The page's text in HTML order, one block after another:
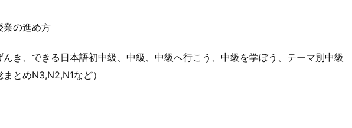
業の進め方
んき、できる日本語初中級、中級、中級へ行こう、中級を学ぼう、テーマ別中級
とめN3,N2,N1など）